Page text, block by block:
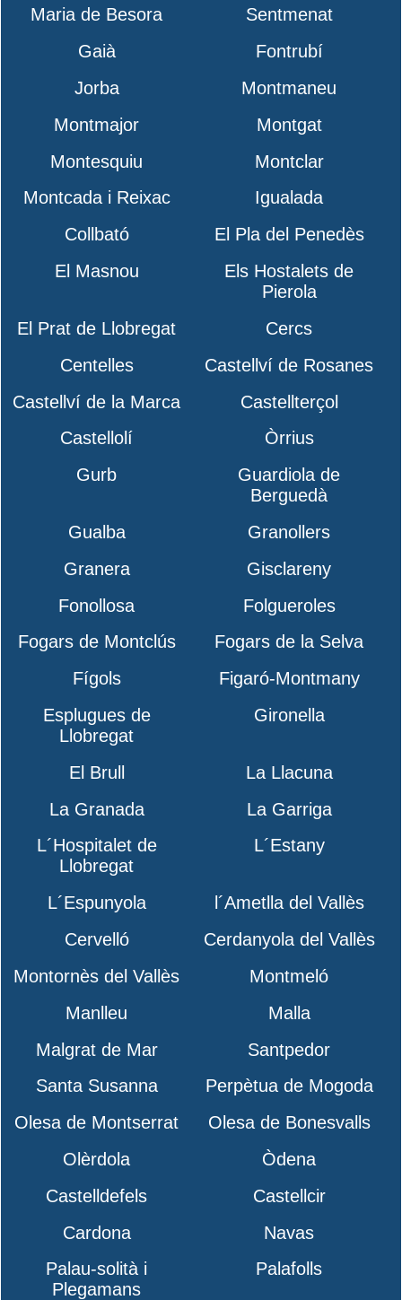
Maria de Besora
Sentmenat
Gaià
Fontrubí
Jorba
Montmaneu
Montmajor
Montgat
Montesquiu
Montclar
Montcada i Reixac
Igualada
Collbató
El Pla del Penedès
El Masnou
Els Hostalets de
Pierola
El Prat de Llobregat
Cercs
Centelles
Castellví de Rosanes
Castellví de la Marca
Castellterçol
Castellolí
Òrrius
Gurb
Guardiola de
Berguedà
Gualba
Granollers
Granera
Gisclareny
Fonollosa
Folgueroles
Fogars de Montclús
Fogars de la Selva
Fígols
Figaró-Montmany
Esplugues de
Llobregat
Gironella
El Brull
La Llacuna
La Granada
La Garriga
L´Hospitalet de
Llobregat
L´Estany
L´Espunyola
l´Ametlla del Vallès
Cervelló
Cerdanyola del Vallès
Montornès del Vallès
Montmeló
Manlleu
Malla
Malgrat de Mar
Santpedor
Santa Susanna
Perpètua de Mogoda
Olesa de Montserrat
Olesa de Bonesvalls
Olèrdola
Òdena
Castelldefels
Castellcir
Cardona
Navas
Palau-solità i
Plegamans
Palafolls